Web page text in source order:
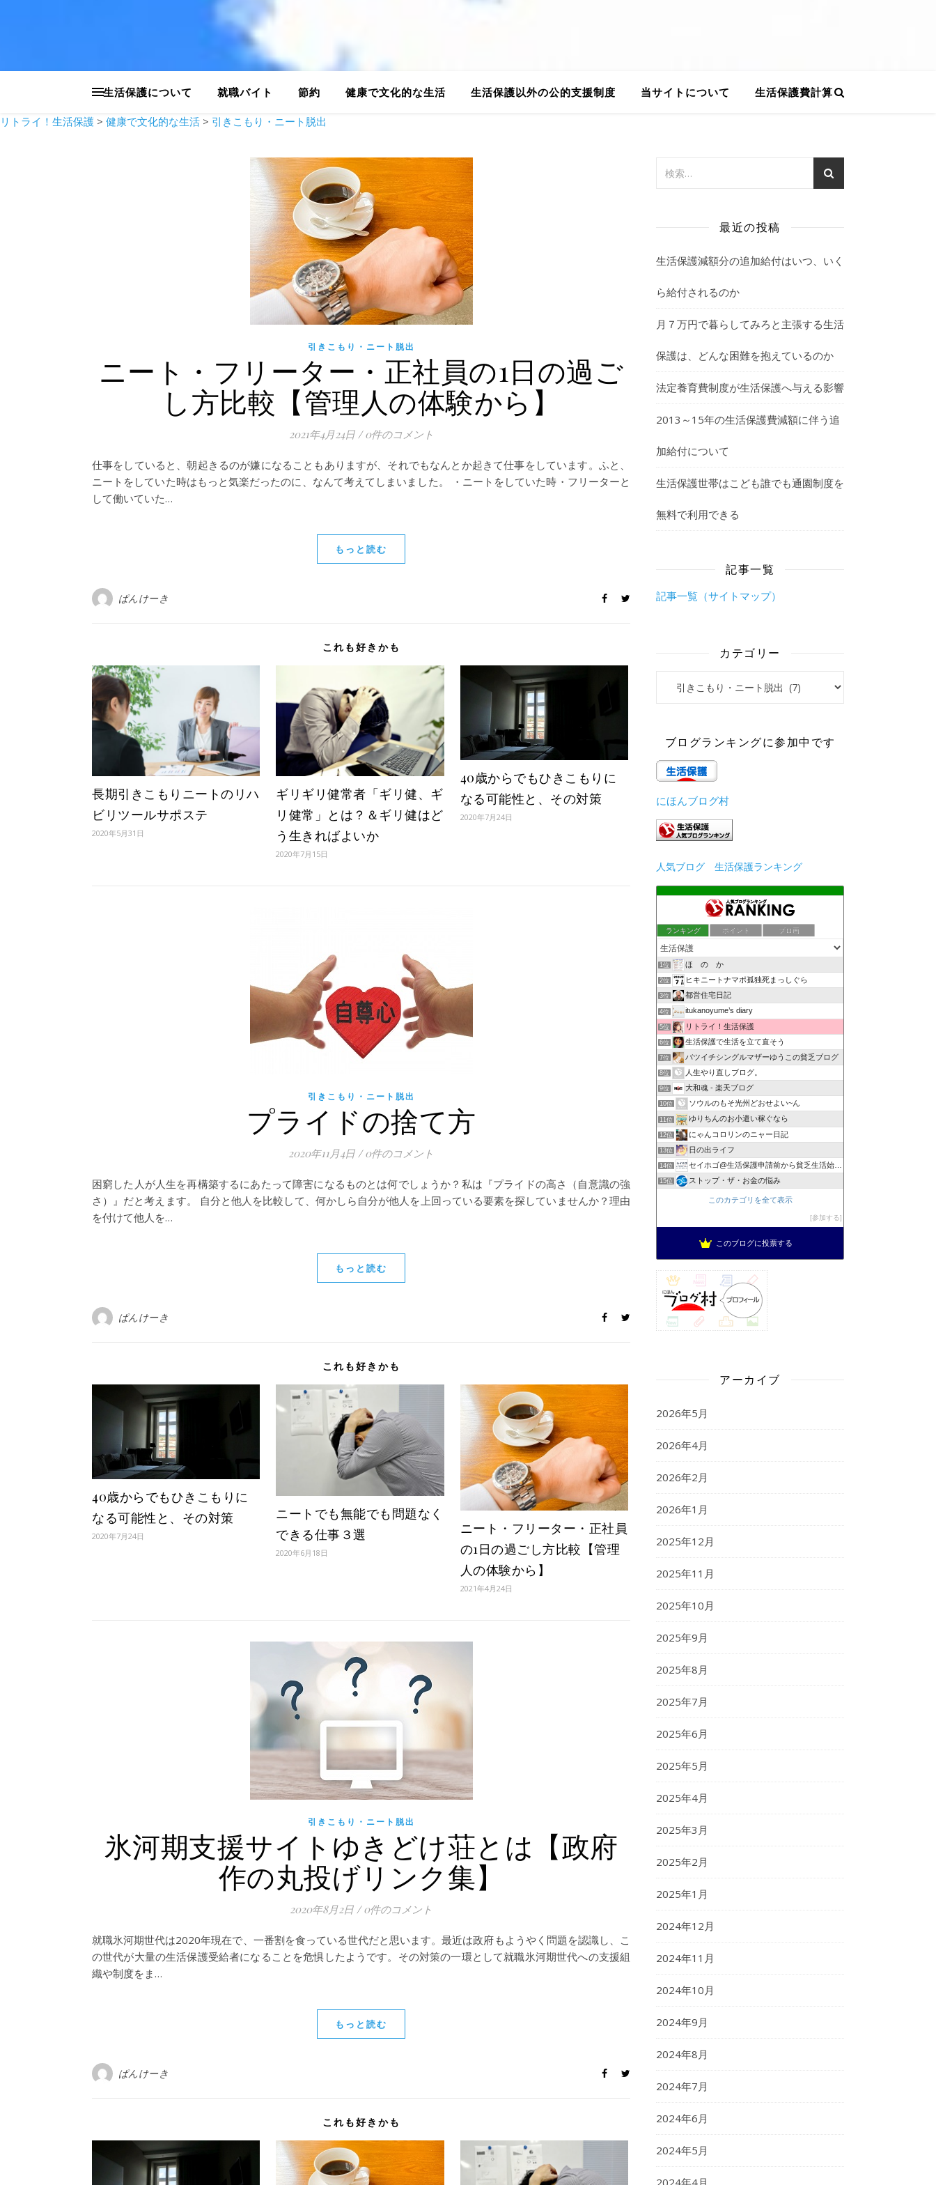
生活保護について 就職バイト 節約 健康で文化的な生活 生活保護以外の公的支援制度 当サイトについて 生活保護費計算
リトライ！生活保護 > 健康で文化的な生活 > 引きこもり・ニート脱出
引きこもり・ニート脱出
ニート・フリーター・正社員の1日の過ご
し方比較【管理人の体験から】
2021年4月24日 / 0件のコメント
仕事をしていると、朝起きるのが嫌になることもありますが、それでもなんとか起きて仕事をしています。ふと、
ニートをしていた時はもっと気楽だったのに、なんて考えてしまいました。 ・ニートをしていた時・フリーターと
して働いていた…
もっと読む
ぱんけーき
これも好きかも
長期引きこもりニートのリハ
ビリツールサポステ
2020年5月31日
ギリギリ健常者「ギリ健、ギ
リ健常」とは？＆ギリ健はど
う生きればよいか
2020年7月15日
40歳からでもひきこもりに
なる可能性と、その対策
2020年7月24日
引きこもり・ニート脱出
プライドの捨て方
2020年11月4日 / 0件のコメント
困窮した人が人生を再構築するにあたって障害になるものとは何でしょうか？私は『プライドの高さ（自意識の強
さ）』だと考えます。 自分と他人を比較して、何かしら自分が他人を上回っている要素を探していませんか？理由
を付けて他人を…
もっと読む
ぱんけーき
これも好きかも
40歳からでもひきこもりに
なる可能性と、その対策
2020年7月24日
ニートでも無能でも問題なく
できる仕事３選
2020年6月18日
ニート・フリーター・正社員
の1日の過ごし方比較【管理
人の体験から】
2021年4月24日
引きこもり・ニート脱出
氷河期支援サイトゆきどけ荘とは【政府
作の丸投げリンク集】
2020年8月2日 / 0件のコメント
就職氷河期世代は2020年現在で、一番割を食っている世代だと思います。最近は政府もようやく問題を認識し、こ
の世代が大量の生活保護受給者になることを危惧したようです。その対策の一環として就職氷河期世代への支援組
織や制度をま…
もっと読む
ぱんけーき
これも好きかも
最近の投稿
生活保護減額分の追加給付はいつ、いく
ら給付されるのか
月７万円で暮らしてみろと主張する生活
保護は、どんな困難を抱えているのか
法定養育費制度が生活保護へ与える影響
2013～15年の生活保護費減額に伴う追
加給付について
生活保護世帯はこども誰でも通園制度を
無料で利用できる
記事一覧
記事一覧（サイトマップ）
カテゴリー
ブログランキングに参加中です
にほんブログ村
人気ブログ 生活保護ランキング
ランキング ポイント ブロ画
1位 ほ の か
2位 ヒキニートナマポ孤独死まっしぐら
3位 都営住宅日記
4位 itukanoyume’s diary
5位 リトライ！生活保護
6位 生活保護で生活を立て直そう
7位 バツイチシングルマザーゆうこの貧乏ブログ
8位 人生やり直しブログ。
9位 大和魂 - 楽天ブログ
10位 ソウルのもそ光州どおせよい~ん
11位 ゆりちんのお小遣い稼ぐなら
12位 にゃんコロリンのニャー日記
13位 日の出ライフ
14位 セイホゴ@生活保護申請前から貧乏生活始めます
15位 ストップ・ザ・お金の悩み
このカテゴリを全て表示
参加する
このブログに投票する
アーカイブ
2026年5月
2026年4月
2026年2月
2026年1月
2025年12月
2025年11月
2025年10月
2025年9月
2025年8月
2025年7月
2025年6月
2025年5月
2025年4月
2025年3月
2025年2月
2025年1月
2024年12月
2024年11月
2024年10月
2024年9月
2024年8月
2024年7月
2024年6月
2024年5月